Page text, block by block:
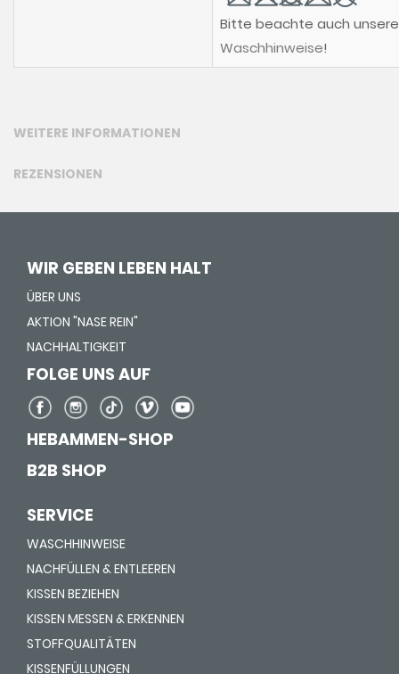
Bitte beachte auch
Waschhinweise!
WEITERE INFORMATIONEN
REZENSIONEN
WIR GEBEN LEBEN HALT
ÜBER UNS
AKTION "NASE REIN"
NACHHALTIGKEIT
FOLGE UNS AUF
HEBAMMEN-SHOP
B2B SHOP
SERVICE
WASCHHINWEISE
NACHFÜLLEN & ENTLEEREN
KISSEN BEZIEHEN
KISSEN MESSEN & ERKENNEN
STOFFQUALITÄTEN
KISSENFÜLLUNGEN